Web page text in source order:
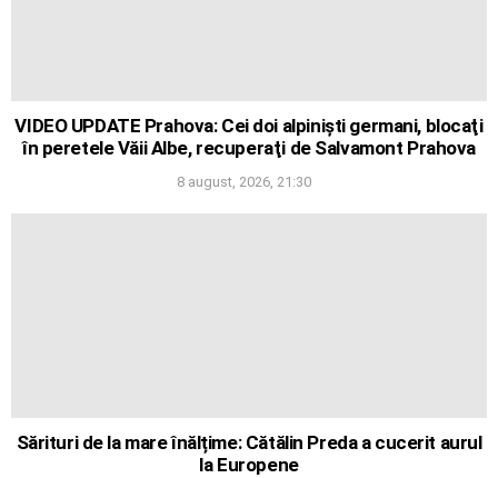
VIDEO UPDATE Prahova: Cei doi alpinişti germani, blocaţi
în peretele Văii Albe, recuperaţi de Salvamont Prahova
8 august, 2026, 21:30
Sărituri de la mare înălțime: Cătălin Preda a cucerit aurul
la Europene